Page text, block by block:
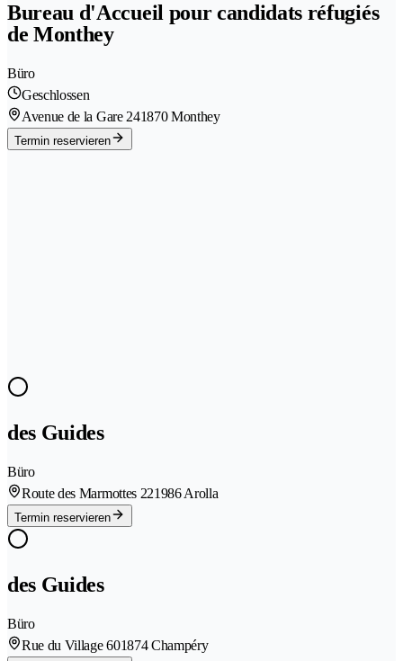
Bureau d'Accueil pour candidats réfugiés
de Monthey
Büro
Geschlossen
Avenue de la Gare 241870 Monthey
Termin reservieren
des Guides
Büro
Route des Marmottes 221986 Arolla
Termin reservieren
des Guides
Büro
Rue du Village 601874 Champéry